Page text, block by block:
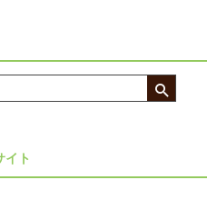
イト